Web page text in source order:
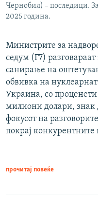
Чернобил) – последици.
2025 година.
Министрите за
седум (Г7)
санирање на
обвивка на
Украина, со
милиони долари, знак
фокусот на
покрај конкурентните
прочитај повеќе